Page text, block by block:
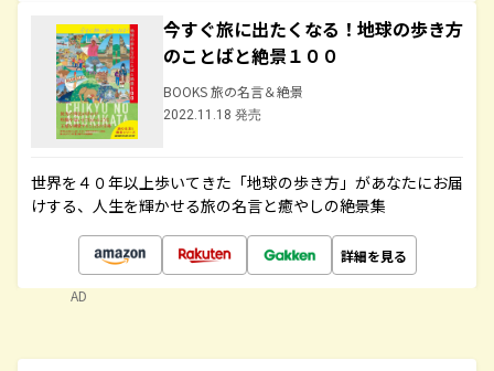
今すぐ旅に出たくなる！地球の歩き方
のことばと絶景１００
BOOKS 旅の名言＆絶景
2022.11.18 発売
世界を４０年以上歩いてきた「地球の歩き方」があなたにお届
けする、人生を輝かせる旅の名言と癒やしの絶景集
詳細を見る
AD